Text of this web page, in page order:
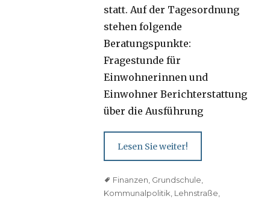
statt. Auf der Tagesordnung
stehen folgende
Beratungspunkte:
Fragestunde für
Einwohnerinnen und
Einwohner Berichterstattung
über die Ausführung
Lesen Sie weiter!
TagsFinanzen Grundschule
Kommunalpolitik Lehnstraße